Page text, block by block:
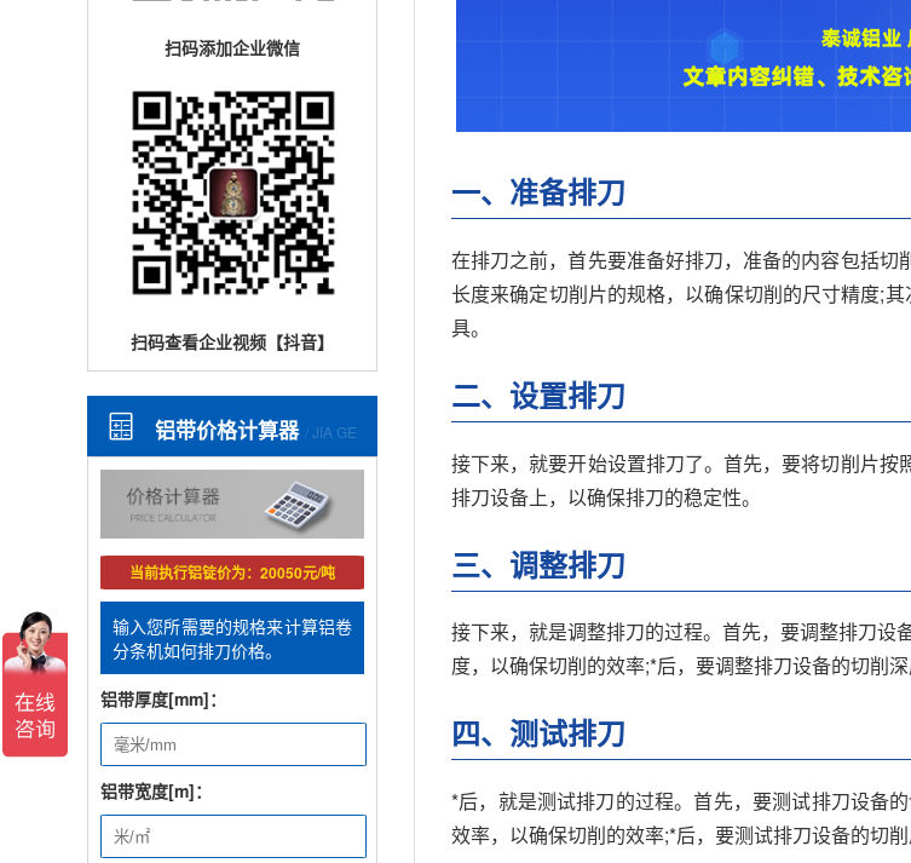
扫码添加企业微信
扫码查看企业视频【抖音】
铝带价格计算器 / JIA GE
当前执行铝锭价为：20050元/吨
输入您所需要的规格来计算铝卷
分条机如何排刀价格。
铝带厚度[mm]：
铝带宽度[m]：
一、准备排刀
在排刀之前，首先要准备好排刀，准备的内容包括
长度来确定切削片的规格，以确保切削的尺寸精度;
具。
二、设置排刀
接下来，就要开始设置排刀了。首先，要将切削片
排刀设备上，以确保排刀的稳定性。
三、调整排刀
接下来，就是调整排刀的过程。首先，要调整排刀
度，以确保切削的效率;*后，要调整排刀设备的切削深
四、测试排刀
*后，就是测试排刀的过程。首先，要测试排刀设备
效率，以确保切削的效率;*后，要测试排刀设备的切削